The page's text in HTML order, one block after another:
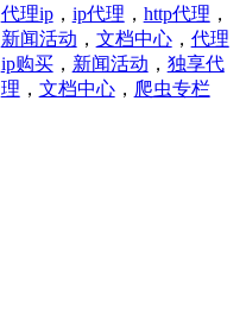
代理ip， ip代理 ， http代理 ，
新闻活动 ， 文档中心， 代理
ip购买， 新闻活动 ， 独享代
理 ， 文档中心， 爬虫专栏